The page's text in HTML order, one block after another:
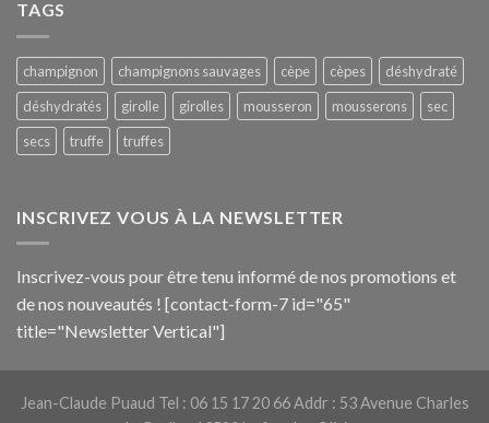
TAGS
champignon champignons sauvages cèpe cèpes
déshydraté
déshydratés
girolle girolles mousseron mousserons
sec
secs
truffe truffes
INSCRIVEZ VOUS À LA NEWSLETTER
Inscrivez-vous pour être tenu informé de nos promotions et
de nos nouveautés ! [contact-form-7 id="65"
title="Newsletter Vertical"]
Jean-Claude Puaud Tel : 06 15 17 20 66 Addr : 53 Avenue Charles